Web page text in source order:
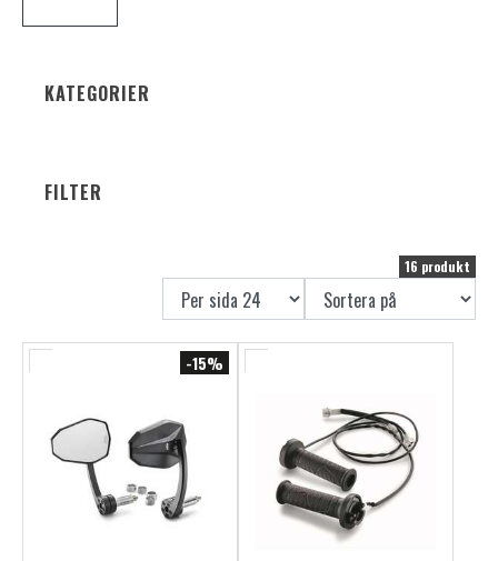
Alla produkter är nya och felfria om inget annat anges,
utrustning till din motorcykel – oavsett om du servar,
KATEGORIER
FILTER
16 produkt
-15%